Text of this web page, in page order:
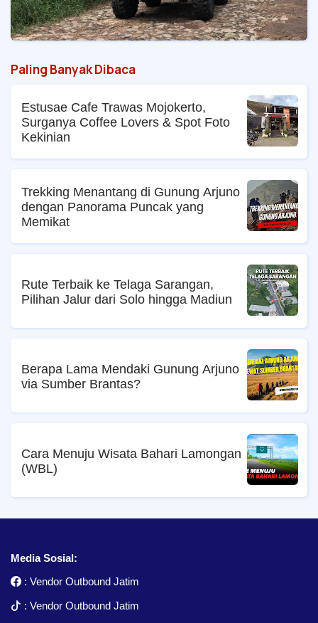
Paling Banyak Dibaca
Estusae Cafe Trawas Mojokerto,
Surganya Coffee Lovers & Spot Foto
Kekinian
Trekking Menantang di Gunung Arjuno
dengan Panorama Puncak yang
Memikat
Rute Terbaik ke Telaga Sarangan,
Pilihan Jalur dari Solo hingga Madiun
Berapa Lama Mendaki Gunung Arjuno
via Sumber Brantas?
Cara Menuju Wisata Bahari Lamongan
(WBL)
Media Sosial:
: Vendor Outbound Jatim
: Vendor Outbound Jatim